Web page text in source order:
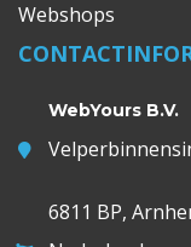
Webshops
WebYours B.V.
6811 BP,